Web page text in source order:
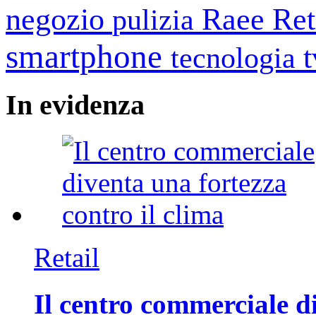
negozio pulizia Raee
smartphone tecnologia
In evidenza
Retail
Il centro commerciale